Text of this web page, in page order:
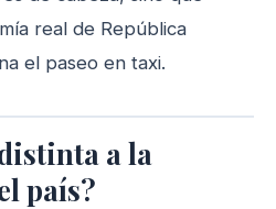
real de República
el paseo en taxi.
a la
país?